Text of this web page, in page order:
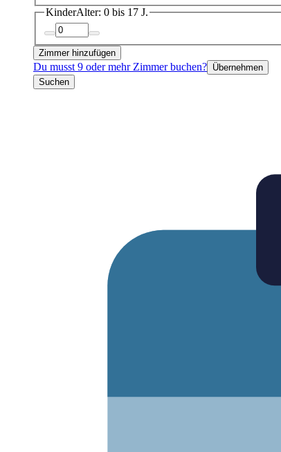
KinderAlter: 0 bis 17 J.
Zimmer hinzufügen
Du musst 9 oder mehr Zimmer buchen? Übernehmen
Suchen